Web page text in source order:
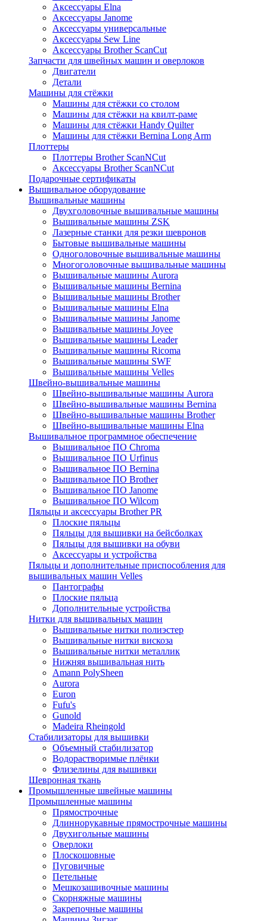
Аксессуары Elna
Аксессуары Janome
Аксессуары универсальные
Аксессуары Sew Line
Аксессуары Brother ScanCut
Запчасти для швейных машин и оверлоков
Двигатели
Детали
Машины для стёжки
Машины для стёжки со столом
Машины для стёжки на квилт-раме
Машины для стёжки Handy Quilter
Машины для стёжки Bernina Long Arm
Плоттеры
Плоттеры Brother ScanNCut
Аксессуары Brother ScanNCut
Подарочные сертификаты
Вышивальное оборудование
Вышивальные машины
Двухголовочные вышивальные машины
Вышивальные машины ZSK
Лазерные станки для резки шевронов
Бытовые вышивальные машины
Одноголовочные вышивальные машины
Многоголовочные вышивальные машины
Вышивальные машины Aurora
Вышивальные машины Bernina
Вышивальные машины Brother
Вышивальные машины Elna
Вышивальные машины Janome
Вышивальные машины Joyee
Вышивальные машины Leader
Вышивальные машины Ricoma
Вышивальные машины SWF
Вышивальные машины Velles
Швейно-вышивальные машины
Швейно-вышивальные машины Aurora
Швейно-вышивальные машины Bernina
Швейно-вышивальные машины Brother
Швейно-вышивальные машины Elna
Вышивальное программное обеспечение
Вышивальное ПО Chroma
Вышивальное ПО Urfinus
Вышивальное ПО Bernina
Вышивальное ПО Brother
Вышивальное ПО Janome
Вышивальное ПО Wilcom
Пяльцы и аксессуары Brother PR
Плоские пяльцы
Пяльцы для вышивки на бейсболках
Пяльцы для вышивки на обуви
Аксессуары и устройства
Пяльцы и дополнительные приспособления для
вышивальных машин Velles
Пантографы
Плоские пяльца
Дополнительные устройства
Нитки для вышивальных машин
Вышивальные нитки полиэстер
Вышивальные нитки вискоза
Вышивальные нитки металлик
Нижняя вышивальная нить
Amann PolySheen
Aurora
Euron
Fufu's
Gunold
Madeira Rheingold
Стабилизаторы для вышивки
Объемный стабилизатор
Водорастворимые плёнки
Флизелины для вышивки
Шевронная ткань
Промышленные швейные машины
Промышленные машины
Прямострочные
Длиннорукавные прямострочные машины
Двухигольные машины
Оверлоки
Плоскошовные
Пуговичные
Петельные
Мешкозашивочные машины
Скорняжные машины
Закрепочные машины